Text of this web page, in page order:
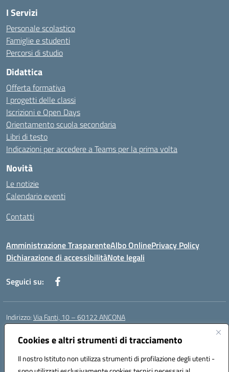
Cookies e altri strumenti di tracciamento
Il nostro Istituto non utilizza strumenti di profilazione degli utenti -
I Servizi
Personale scolastico
Famiglie e studenti
Percorsi di studio
Didattica
Offerta formativa
I progetti delle classi
Iscrizioni e Open Days
Orientamento scuola secondaria
Libri di testo
Indicazioni per accedere a Teams per la prima volta
Novità
Le notizie
Calendario eventi
Contatti
Amministrazione TrasparenteAlbo OnlinePrivacy Policy
Dichiarazione di accessibilitàNote legali
Seguici su:
Indirizzo:Via Fanti, 10 – 60122 ANCONA
Centralino:
Posta elettronica certificata (PEC):anic813007@pec.istruzione.it
Codice fiscale: 80014930426
Codice meccanografico:anic813007